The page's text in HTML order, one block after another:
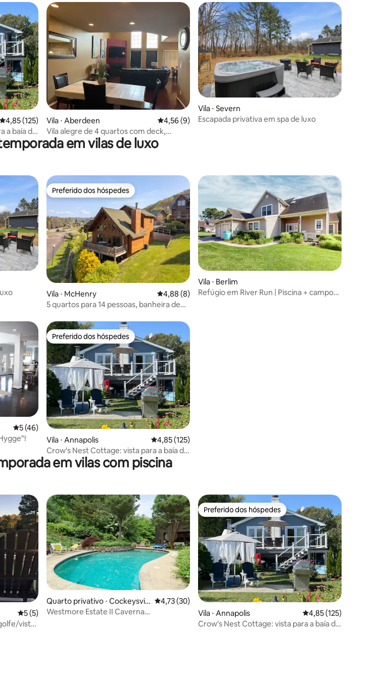
4,85 de uma avaliação média de 5, 125 avaliações
4,85 (125)
a baía de
Vila ⋅ Aberdeen 4,56 de uma avaliação média de 5, 9 avaliações
4,56 (9)
Vila alegre de 4 quartos com deck,
churrasqueira, lareira
Vila ⋅ Severn
Escapada privativa em spa de luxo
em vilas de luxo
Preferido dos hóspedes
Preferido dos hóspedes
Vila ⋅ McHenry 4,88 de uma avaliação média de 5, 8 avaliações
4,88 (8)
5 quartos para 14 pessoas, banheira de
do lago
Vila ⋅ Berlim
Refúgio em River Run | Piscina + campo
hóspedes
5 de uma avaliação média de 5, 46 avaliações
5 (46)
Preferido dos hóspedes
Preferido dos hóspedes
Vila ⋅ Annapolis 4,85 de uma avaliação média de 5, 125 avaliações
4,85 (125)
Crow's Nest Cottage: vista para a baía de
Chesapeake *Banheira de
hidromassagem*
em vilas com piscina
5 de uma avaliação média de 5, 5 avaliações
5 (5)
vista
Quarto privativo ⋅ Cockeysvill
e
4,73 de uma avaliação média de 5, 30 avaliações
4,73 (30)
Westmore Estate II Caverna
Preferido dos hóspedes
Preferido dos hóspedes
Vila ⋅ Annapolis 4,85 de uma avaliação
4,85 (125)
Crow's Nest Cottage: vista para a baía de